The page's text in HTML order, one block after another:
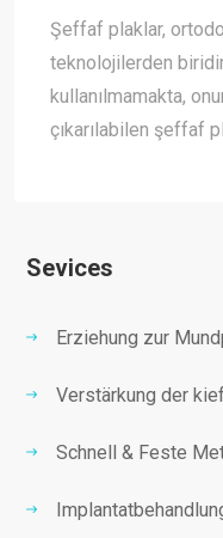
Şeffaf plaklar,
teknolojilerden
kullanılmamakta,
çıkarılabilen şeffaf
Sevices
Erziehung zur
Verstärkung der
Schnell & Feste